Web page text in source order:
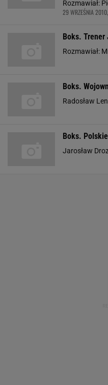
Rozmawiał:
29 WRZEŚNIA
Boks. Trener
Rozmawiał:
Boks.
Radosław
Boks.
Jarosław